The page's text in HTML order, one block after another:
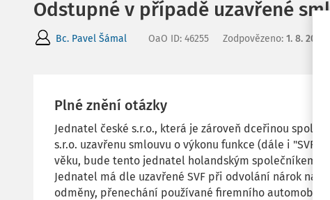
Odstupné v případě uzavřené
Bc. Pavel Šámal OaO ID: 46255 Zodpovězeno: 1. 8. 2024
Plné znění otázky
Jednatel české s.r.o., která je zároveň dceřinou
s.r.o. uzavřenu smlouvu o výkonu funkce (dále i
věku, bude tento jednatel holandským společníkem
Jednatel má dle uzavřené SVF při odvolání nárok na
odměny, přenechání používané firemního